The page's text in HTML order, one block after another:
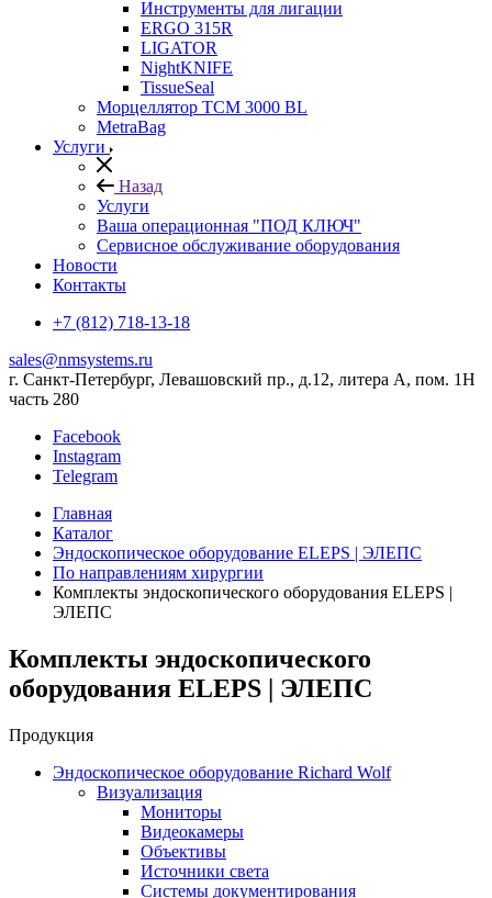
Инструменты для лигации
ERGO 315R
LIGATOR
NightKNIFE
TissueSeal
Морцеллятор ТСМ 3000 BL
MetraBag
Услуги
Назад
Услуги
Ваша операционная "ПОД КЛЮЧ"
Сервисное обслуживание оборудования
Новости
Контакты
+7 (812) 718-13-18
sales@nmsystems.ru
г. Санкт-Петербург, Левашовский пр., д.12, литера А, пом. 1Н
часть 280
Facebook
Instagram
Telegram
Главная
Каталог
Эндоскопическое оборудование ELEPS | ЭЛЕПС
По направлениям хирургии
Комплекты эндоскопического оборудования ELEPS |
ЭЛЕПС
Комплекты эндоскопического
оборудования ELEPS | ЭЛЕПС
Продукция
Эндоскопическое оборудование Richard Wolf
Визуализация
Мониторы
Видеокамеры
Объективы
Источники света
Системы документирования